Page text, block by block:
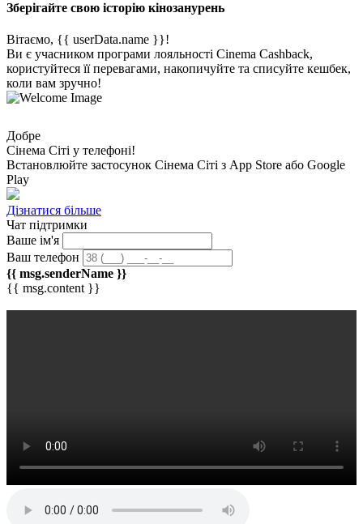
Зберігайте свою історію кінозанурень
Вітаємо, {{ userData.name }}!
Ви є учасником програми лояльності Cinema Cashback,
користуйтеся її перевагами, накопичуйте та списуйте кешбек,
коли вам зручно!
Добре
Сінема Сіті у телефоні!
Встановлюйте застосунок Сінема Сіті з App Store або Google
Play
Дізнатися більше
Чат підтримки
Ваше ім'я
Ваш телефон
{{ msg.senderName }}
{{ msg.content }}